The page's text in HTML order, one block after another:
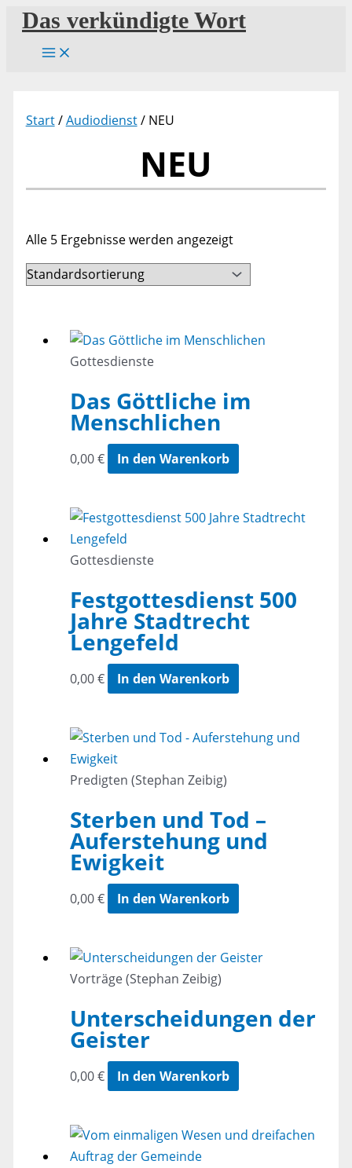
Zum
Inhalt
springen
Das verkündigte Wort
Start/Audiodienst/ NEU
NEU
Alle 5 Ergebnisse werden angezeigt
Gottesdienste
Das Göttliche im
Menschlichen
0,00€ In den Warenkorb
Gottesdienste
Festgottesdienst 500
Jahre Stadtrecht
Lengefeld
0,00€ In den Warenkorb
Predigten (Stephan Zeibig)
Sterben und Tod –
Auferstehung und
Ewigkeit
0,00€ In den Warenkorb
Vorträge (Stephan Zeibig)
Unterscheidungen der
Geister
0,00€ In den Warenkorb